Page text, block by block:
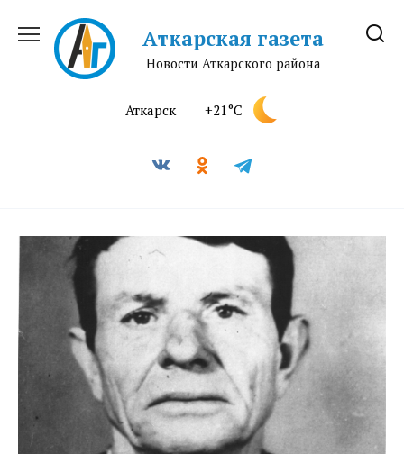
содержанию
Аткарская газета
Новости Аткарского района
Аткарск +21°C